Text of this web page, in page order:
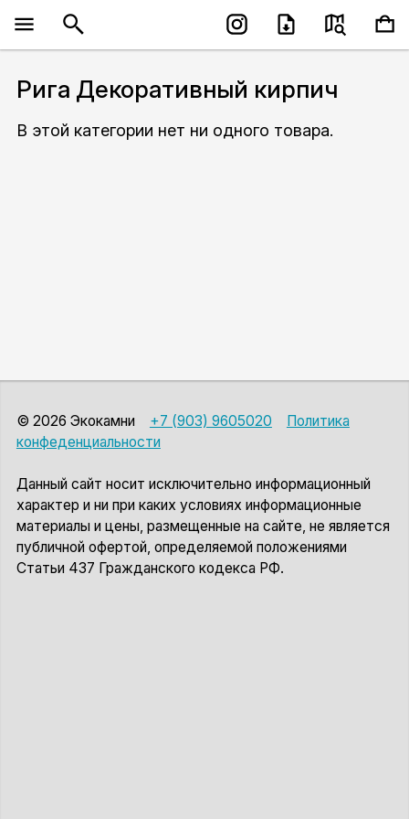
Рига Декоративный кирпич
В этой категории нет ни одного товара.
© 2026 Экокамни +7 (903) 9605020
Политика
конфеденциальности
Данный сайт носит исключительно информационный
характер и ни при каких условиях информационные
материалы и цены, размещенные на сайте, не является
публичной офертой, определяемой положениями
Статьи 437 Гражданского кодекса РФ.